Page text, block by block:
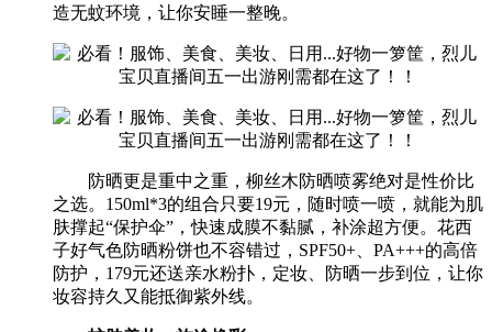
造无蚊环境，让你安睡一整晚。
防晒更是重中之重，柳丝木防晒喷雾绝对是性价比
之选。150ml*3的组合只要19元，随时喷一喷，就能为肌
肤撑起“保护伞”，快速成膜不黏腻，补涂超方便。花西
子好气色防晒粉饼也不容错过，SPF50+、PA+++的高倍
防护，179元还送亲水粉扑，定妆、防晒一步到位，让你
妆容持久又能抵御紫外线。